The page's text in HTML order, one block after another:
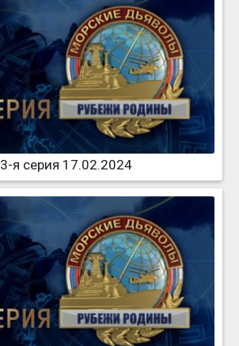
3-я серия 17.02.2024